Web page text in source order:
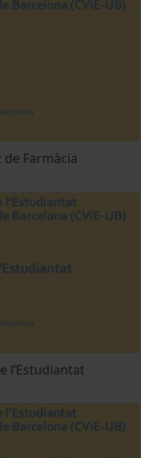
de Farmàcia
l’Estudiantat